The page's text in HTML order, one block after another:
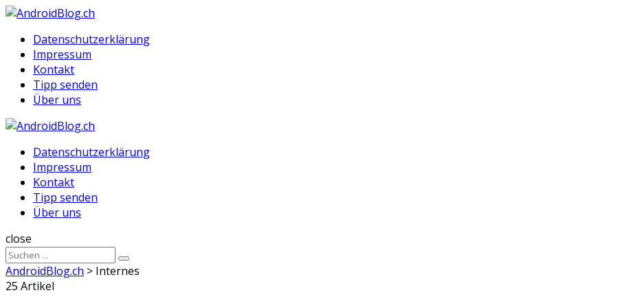
Menu
MenuDatenschutzerklärung
Impressum
Kontakt
Tipp senden
Über uns
Datenschutzerklärung
Impressum
Kontakt
Tipp senden
Über uns
Suche
close
Sucheergebnisse
für
Suche
AndroidBlog.ch > Internes
25 Artikel